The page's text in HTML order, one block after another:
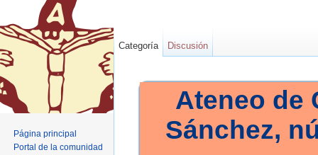
Ateneo de
Sánchez,
Categoría Discusión
Página principal
Portal de la comunidad